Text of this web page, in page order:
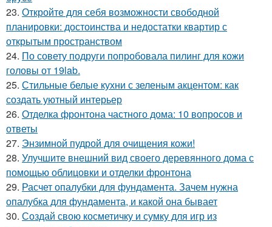
23. Откройте для себя возможности свободной
планировки: достоинства и недостатки квартир с
открытым пространством
24. По совету подруги попробовала пилинг для кожи
головы от 19lab.
25. Стильные белые кухни с зеленым акцентом: как
создать уютный интерьер
26. Отделка фронтона частного дома: 10 вопросов и
ответы
27. Энзимной пудрой для очищения кожи!
28. Улучшите внешний вид своего деревянного дома с
помощью облицовки и отделки фронтона
29. Расчет опалубки для фундамента. Зачем нужна
опалубка для фундамента, и какой она бывает
30. Создай свою косметичку и сумку для игр из